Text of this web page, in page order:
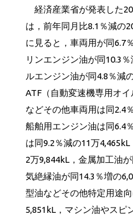
経済産業省が発表した
は，前年同月比8.1％減の
に見ると，車両用が同6.7
リンエンジン油が同10.3
ルエンジン油が同4.8％減
ATF（自動変速機専用オ
などその他車両用は同2.4
船舶用エンジン油は同6.4
は同9.2％減の11万
2万9,844kL，金属加工油
気絶縁油が同14.3％増の
型油などその他特定用途
5,851kL，マシン油やスピ